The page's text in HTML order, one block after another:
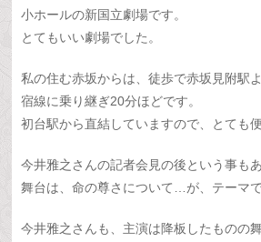
小ホールの新国立劇場です。
とてもいい劇場でした。
私の住む赤坂からは、徒歩で赤坂見附駅
宿線に乗り継ぎ20分ほどです。
初台駅から直結していますので、とても便
今井雅之さんの記者会見の後という事も
舞台は、命の尊さについて…が、テーマで
今井雅之さんも、主演は降板したものの